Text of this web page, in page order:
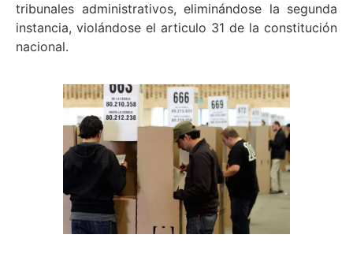
tribunales administrativos, eliminándose la segunda
instancia, violándose el articulo 31 de la constitución
nacional.